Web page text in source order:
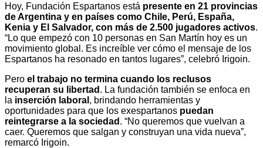
Hoy, Fundación Espartanos está presente en 21 provincias
de Argentina y en países como Chile, Perú, España,
Kenia y El Salvador, con más de 2.500 jugadores activos.
“Lo que empezó con 10 personas en San Martín hoy es un
movimiento global. Es increíble ver cómo el mensaje de los
Espartanos ha resonado en tantos lugares”, celebró Irigoin.
Pero el trabajo no termina cuando los reclusos
recuperan su libertad . La fundación también se enfoca en
la inserción laboral , brindando herramientas y
oportunidades para que los exespartanos puedan
reintegrarse a la sociedad . “No queremos que vuelvan a
caer. Queremos que salgan y construyan una vida nueva”,
remarcó Irigoin.